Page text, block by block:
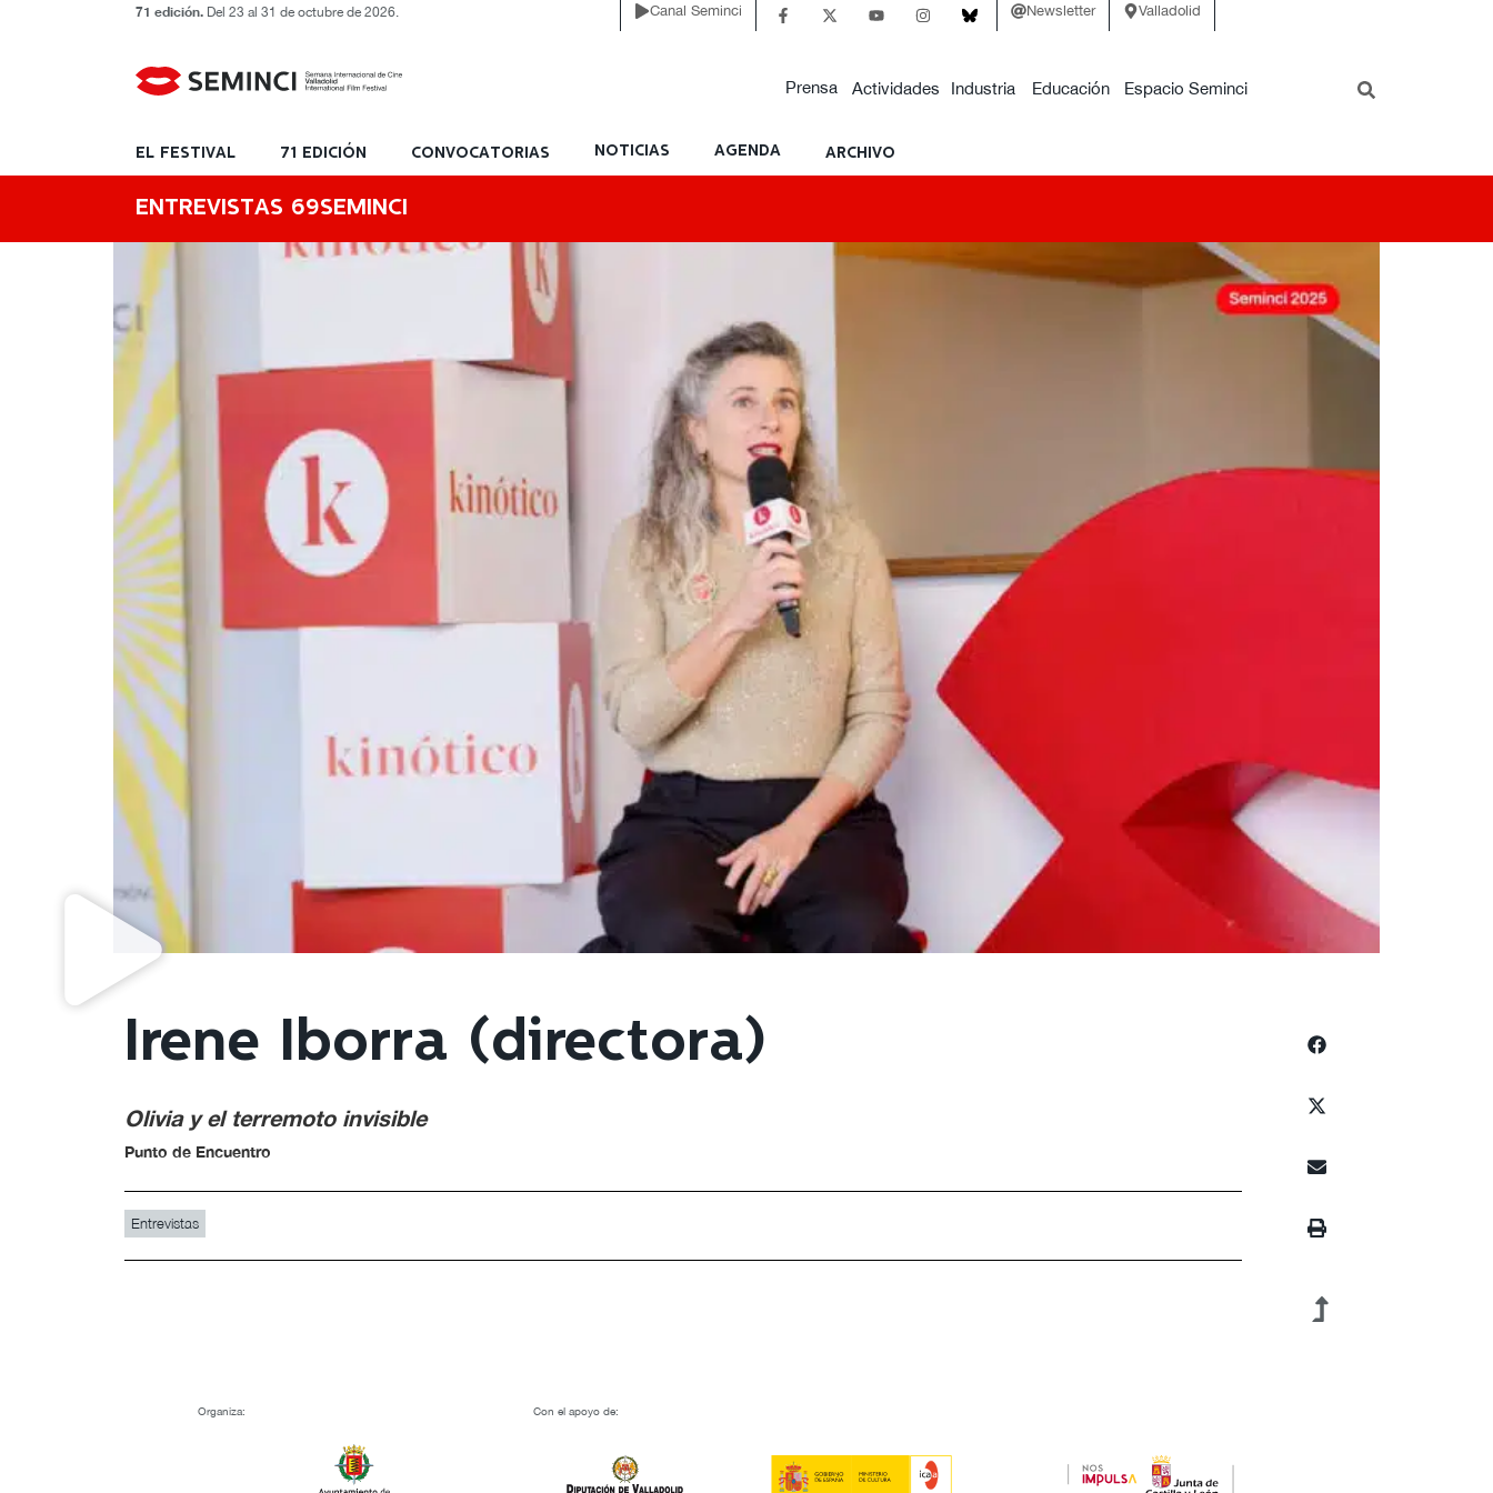
71 edición. Del 23 al 31 de octubre de 2026. Canal Seminci Newsletter Valladolid
Prensa Actividades Industria Educación Espacio Seminci
EL FESTIVAL 71 EDICIÓN CONVOCATORIAS NOTICIAS AGENDA ARCHIVO
ENTREVISTAS 69SEMINCI
Irene Iborra (directora)
Olivia y el terremoto invisible
Punto de Encuentro
Entrevistas
Organiza: Con el apoyo de: